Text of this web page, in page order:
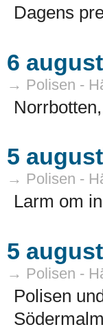
Dagens
6
→ Polisen -
5
→ Polisen -
Larm om
5
→ Polisen -
Polisen